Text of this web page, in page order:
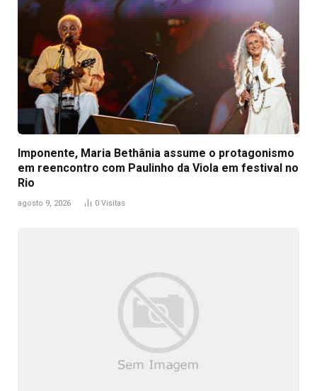
Imponente, Maria Bethânia assume o protagonismo
em reencontro com Paulinho da Viola em festival no
Rio
agosto 9, 2026 0 Visitas